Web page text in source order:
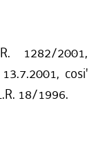
1282/2001,
cosi'
18/1996.